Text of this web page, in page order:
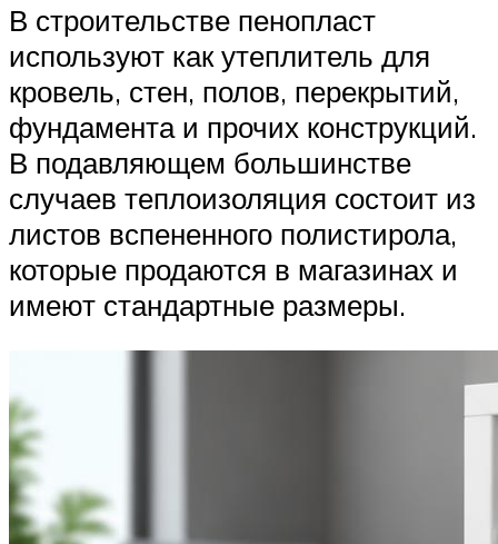
В строительстве пенопласт
используют как утеплитель для
кровель, стен, полов, перекрытий,
фундамента и прочих конструкций.
В подавляющем большинстве
случаев теплоизоляция состоит из
листов вспененного полистирола,
которые продаются в магазинах и
имеют стандартные размеры.